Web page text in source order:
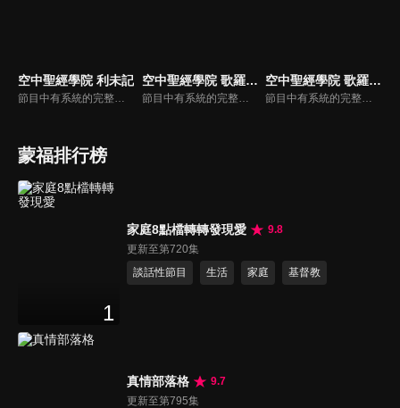
空中聖經學院 利未記
節目中有系統的完整講解聖經真理，邀請受過解經講道訓練的老師，按著正意分解真理的道，帶領弟兄姊妹更深的了解聖經的浩瀚與偉大
空中聖經學院 歌羅西書（吳榮滁）
節目中有系統的完整講解聖經真理，邀請受過解經講道訓練的老師，按著正意分解真理的道，帶領弟兄姊妹更深的了解聖經的浩瀚與偉大。
空中聖經學院 歌羅西書（李建儒）
節目中有系統的完整講解聖經真理，邀請受過解經講道訓練的老師，按著正意分解真理的道，帶領弟兄姊妹更深的了解聖經的浩瀚與偉大
蒙福排行榜
1
家庭8點檔轉轉發現愛
9.8
更新至第720集
談話性節目
生活 家庭 基督教
真情部落格
9.7
更新至第795集